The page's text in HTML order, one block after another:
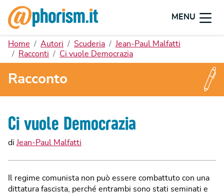
MENU
Home Autori Scuderia
Jean-Paul Malfatti
Racconti
Ci vuole Democrazia
Racconto
Ci vuole Democrazia
di Jean-Paul Malfatti
Il regime comunista non può essere combattuto con una
dittatura fascista, perché entrambi sono stati seminati e